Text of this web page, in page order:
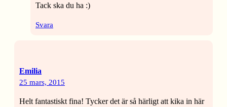
Tack ska du ha :)
Svara
Emilia
25 mars, 2015
Helt fantastiskt fina! Tycker det är så härligt att kika in här